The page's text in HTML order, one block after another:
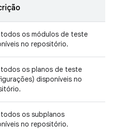
os módulos de teste
no repositório.
os planos de teste
disponíveis no
os subplanos
no repositório.